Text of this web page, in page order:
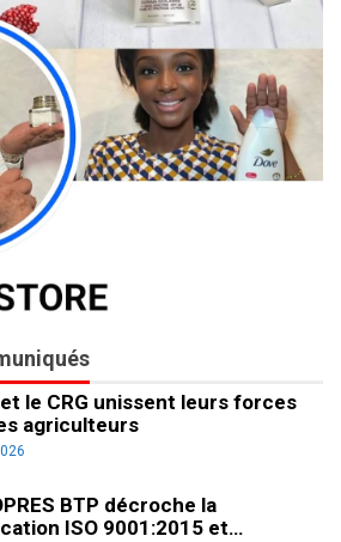
le CRG unissent leurs forces
agriculteurs
BTP décroche la
ISO 9001:2015 et…